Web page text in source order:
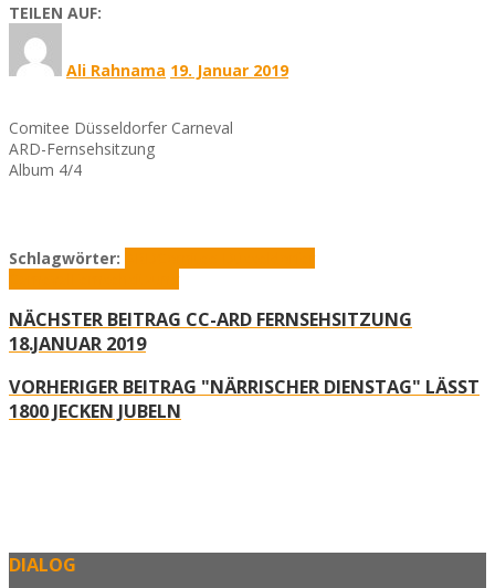
TEILEN AUF:
Ali Rahnama 19. Januar 2019
Comitee Düsseldorfer Carneval
ARD-Fernsehsitzung
Album 4/4
Schlagwörter:
NÄCHSTER BEITRAG CC-ARD FERNSEHSITZUNG
18.JANUAR 2019
VORHERIGER BEITRAG "NÄRRISCHER DIENSTAG" LÄSST
1800 JECKEN JUBELN
DIALOG